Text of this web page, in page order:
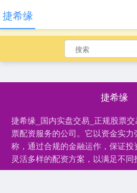
捷希缘
捷希缘_国内实盘交易_正规股票
票配资服务的公司。它以资金实
称，通过合规的金融运作，保证
灵活多样的配资方案，以满足不同
捷希缘